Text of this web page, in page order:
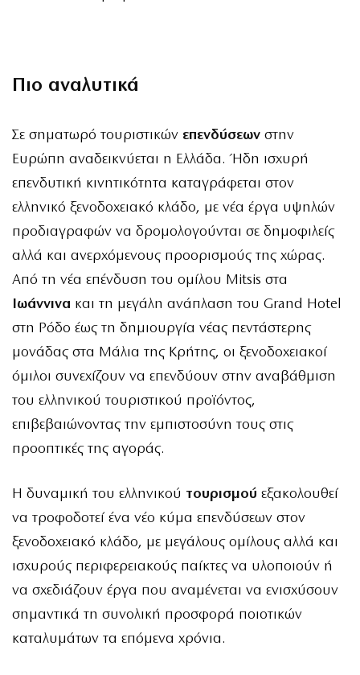
Πιο αναλυτικά
Σε σηματωρό τουριστικών επενδύσεων στην
Ευρώπη αναδεικνύεται η Ελλάδα. Ήδη ισχυρή
επενδυτική κινητικότητα καταγράφεται στον
ελληνικό ξενοδοχειακό κλάδο, με νέα έργα υψηλών
προδιαγραφών να δρομολογούνται σε δημοφιλείς
αλλά και ανερχόμενους προορισμούς της χώρας.
Από τη νέα επένδυση του ομίλου Mitsis στα
Ιωάννινα και τη μεγάλη ανάπλαση του Grand Hotel
στη Ρόδο έως τη δημιουργία νέας πεντάστερης
μονάδας στα Μάλια της Κρήτης, οι ξενοδοχειακοί
όμιλοι συνεχίζουν να επενδύουν στην αναβάθμιση
του ελληνικού τουριστικού προϊόντος,
επιβεβαιώνοντας την εμπιστοσύνη τους στις
προοπτικές της αγοράς.
Η δυναμική του ελληνικού τουρισμού εξακολουθεί
να τροφοδοτεί ένα νέο κύμα επενδύσεων στον
ξενοδοχειακό κλάδο, με μεγάλους ομίλους αλλά και
ισχυρούς περιφερειακούς παίκτες να υλοποιούν ή
να σχεδιάζουν έργα που αναμένεται να ενισχύσουν
σημαντικά τη συνολική προσφορά ποιοτικών
καταλυμάτων τα επόμενα χρόνια.